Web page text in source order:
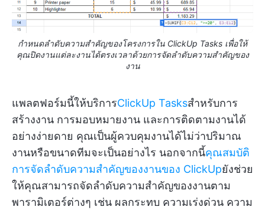
กำหนดลำดับความสำคัญของโครงการใน ClickUp Tasks เพื่อให้
คุณปิดงานแต่ละงานได้ตรงเวลาด้วยการจัดลำดับความสำคัญของ
งาน
แพลตฟอร์มนี้ให้บริการClickUp Tasksสำหรับการ
สร้างงาน การมอบหมายงาน และการติดตามงานได้
อย่างง่ายดาย คุณเป็นผู้ควบคุมงานได้ไม่ว่าปริมาณ
งานหรือขนาดทีมจะเป็นอย่างไร นอกจากนี้คุณสมบัติ
การจัดลำดับความสำคัญของงานของ ClickUpยังช่วย
ให้คุณสามารถจัดลำดับความสำคัญของงานตาม
พารามิเตอร์ต่างๆ เช่น ผลกระทบ ความเร่งด่วน ความ